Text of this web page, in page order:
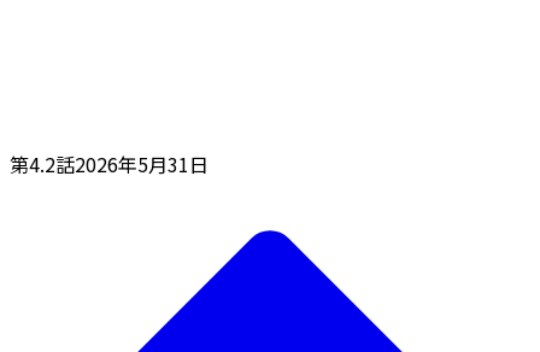
第4.2話2026年5月31日